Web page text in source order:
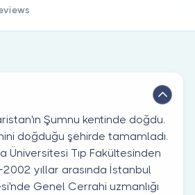
Şumnu kentinde doğdu.
doğduğu şehirde tamamladı.
Üniversitesi Tıp Fakültesinden
yıllar arasında İstanbul
Genel Cerrahi uzmanlığı